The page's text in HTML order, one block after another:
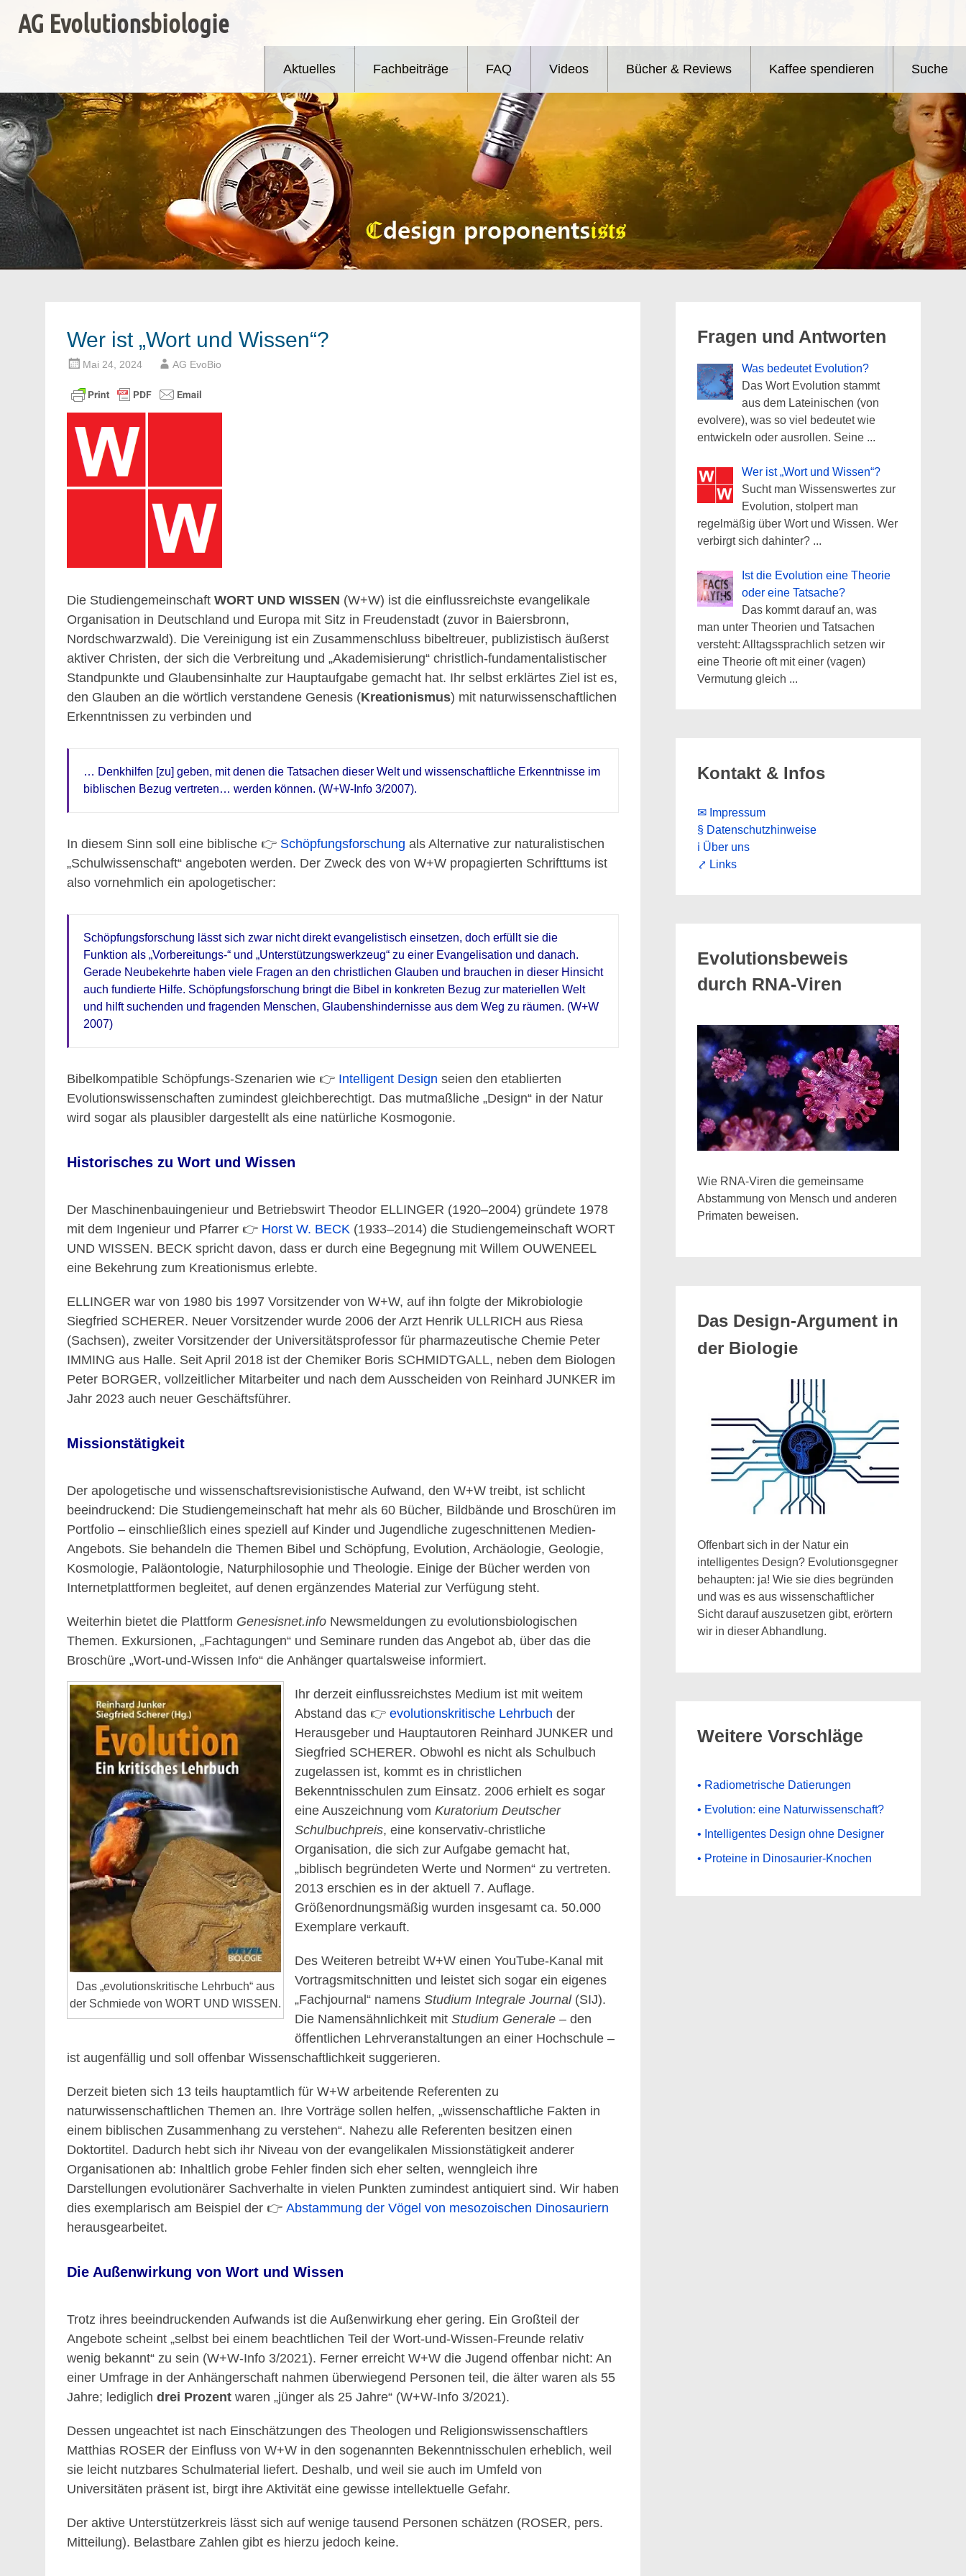
InhaltAG Evolutionsbiologie
Aktuelles Fachbeiträge FAQ Videos Bücher & Reviews Kaffee spendieren Suche
Wer ist „Wort und Wissen“?
Mai 24, 2024 AG EvoBio
Die Studiengemeinschaft WORT UND WISSEN (W+W) ist die einflussreichste evangelikale
Organisation in Deutschland und Europa mit Sitz in Freudenstadt (zuvor in Baiersbronn,
Nordschwarzwald). Die Vereinigung ist ein Zusammenschluss bibeltreuer, publizistisch äußerst
aktiver Christen, der sich die Verbreitung und „Akademisierung“ christlich-fundamentalistischer
Standpunkte und Glaubensinhalte zur Hauptaufgabe gemacht hat. Ihr selbst erklärtes Ziel ist es,
den Glauben an die wörtlich verstandene Genesis (Kreationismus) mit naturwissenschaftlichen
Erkenntnissen zu verbinden und
… Denkhilfen [zu] geben, mit denen die Tatsachen dieser Welt und wissenschaftliche Erkenntnisse im
biblischen Bezug vertreten… werden können. (W+W-Info 3/2007).
In diesem Sinn soll eine biblische 👉 Schöpfungsforschung als Alternative zur naturalistischen
„Schulwissenschaft“ angeboten werden. Der Zweck des von W+W propagierten Schrifttums ist
also vornehmlich ein apologetischer:
Schöpfungsforschung lässt sich zwar nicht direkt evangelistisch einsetzen, doch erfüllt sie die
Funktion als „Vorbereitungs-“ und „Unterstützungswerkzeug“ zu einer Evangelisation und danach.
Gerade Neubekehrte haben viele Fragen an den christlichen Glauben und brauchen in dieser Hinsicht
auch fundierte Hilfe. Schöpfungsforschung bringt die Bibel in konkreten Bezug zur materiellen Welt
und hilft suchenden und fragenden Menschen, Glaubenshindernisse aus dem Weg zu räumen. (W+W
2007)
Bibelkompatible Schöpfungs-Szenarien wie 👉 Intelligent Design seien den etablierten
Evolutionswissenschaften zumindest gleichberechtigt. Das mutmaßliche „Design“ in der Natur
wird sogar als plausibler dargestellt als eine natürliche Kosmogonie.
Historisches zu Wort und Wissen
Der Maschinenbauingenieur und Betriebswirt Theodor ELLINGER (1920–2004) gründete 1978
mit dem Ingenieur und Pfarrer 👉 Horst W. BECK (1933–2014) die Studiengemeinschaft WORT
UND WISSEN. BECK spricht davon, dass er durch eine Begegnung mit Willem OUWENEEL
eine Bekehrung zum Kreationismus erlebte.
ELLINGER war von 1980 bis 1997 Vorsitzender von W+W, auf ihn folgte der Mikrobiologie
Siegfried SCHERER. Neuer Vorsitzender wurde 2006 der Arzt Henrik ULLRICH aus Riesa
(Sachsen), zweiter Vorsitzender der Universitätsprofessor für pharmazeutische Chemie Peter
IMMING aus Halle. Seit April 2018 ist der Chemiker Boris SCHMIDTGALL, neben dem Biologen
Peter BORGER, vollzeitlicher Mitarbeiter und nach dem Ausscheiden von Reinhard JUNKER im
Jahr 2023 auch neuer Geschäftsführer.
Missionstätigkeit
Der apologetische und wissenschaftsrevisionistische Aufwand, den W+W treibt, ist schlicht
beeindruckend: Die Studiengemeinschaft hat mehr als 60 Bücher, Bildbände und Broschüren im
Portfolio – einschließlich eines speziell auf Kinder und Jugendliche zugeschnittenen Medien-
Angebots. Sie behandeln die Themen Bibel und Schöpfung, Evolution, Archäologie, Geologie,
Kosmologie, Paläontologie, Naturphilosophie und Theologie. Einige der Bücher werden von
Internetplattformen begleitet, auf denen ergänzendes Material zur Verfügung steht.
Weiterhin bietet die Plattform Genesisnet.info Newsmeldungen zu evolutionsbiologischen
Themen. Exkursionen, „Fachtagungen“ und Seminare runden das Angebot ab, über das die
Broschüre „Wort-und-Wissen Info“ die Anhänger quartalsweise informiert.
Das „evolutionskritische Lehrbuch“ aus
der Schmiede von WORT UND WISSEN.
Ihr derzeit einflussreichstes Medium ist mit weitem
Abstand das 👉 evolutionskritische Lehrbuch der
Herausgeber und Hauptautoren Reinhard JUNKER und
Siegfried SCHERER. Obwohl es nicht als Schulbuch
zugelassen ist, kommt es in christlichen
Bekenntnisschulen zum Einsatz. 2006 erhielt es sogar
eine Auszeichnung vom Kuratorium Deutscher
Schulbuchpreis, eine konservativ-christliche
Organisation, die sich zur Aufgabe gemacht hat,
„biblisch begründeten Werte und Normen“ zu vertreten.
2013 erschien es in der aktuell 7. Auflage.
Größenordnungsmäßig wurden insgesamt ca. 50.000
Exemplare verkauft.
Des Weiteren betreibt W+W einen YouTube-Kanal mit
Vortragsmitschnitten und leistet sich sogar ein eigenes
„Fachjournal“ namens Studium Integrale Journal(SIJ).
Die Namensähnlichkeit mit Studium Generale – den
öffentlichen Lehrveranstaltungen an einer Hochschule –
ist augenfällig und soll offenbar Wissenschaftlichkeit suggerieren.
Derzeit bieten sich 13 teils hauptamtlich für W+W arbeitende Referenten zu
naturwissenschaftlichen Themen an. Ihre Vorträge sollen helfen, „wissenschaftliche Fakten in
einem biblischen Zusammenhang zu verstehen“. Nahezu alle Referenten besitzen einen
Doktortitel. Dadurch hebt sich ihr Niveau von der evangelikalen Missionstätigkeit anderer
Organisationen ab: Inhaltlich grobe Fehler finden sich eher selten, wenngleich ihre
Darstellungen evolutionärer Sachverhalte in vielen Punkten zumindest antiquiert sind. Wir haben
dies exemplarisch am Beispiel der 👉 Abstammung der Vögel von mesozoischen Dinosauriern
herausgearbeitet.
Die Außenwirkung von Wort und Wissen
Trotz ihres beeindruckenden Aufwands ist die Außenwirkung eher gering. Ein Großteil der
Angebote scheint „selbst bei einem beachtlichen Teil der Wort-und-Wissen-Freunde relativ
wenig bekannt“ zu sein (W+W-Info 3/2021). Ferner erreicht W+W die Jugend offenbar nicht: An
einer Umfrage in der Anhängerschaft nahmen überwiegend Personen teil, die älter waren als 55
Jahre; lediglich drei Prozent waren „jünger als 25 Jahre“ (W+W-Info 3/2021).
Dessen ungeachtet ist nach Einschätzungen des Theologen und Religionswissenschaftlers
Matthias ROSER der Einfluss von W+W in den sogenannten Bekenntnisschulen erheblich, weil
sie leicht nutzbares Schulmaterial liefert. Deshalb, und weil sie auch im Umfeld von
Universitäten präsent ist, birgt ihre Aktivität eine gewisse intellektuelle Gefahr.
Der aktive Unterstützerkreis lässt sich auf wenige tausend Personen schätzen (ROSER, pers.
Mitteilung). Belastbare Zahlen gibt es hierzu jedoch keine.
Fragen und Antworten
Was bedeutet Evolution?
Das Wort Evolution stammt
aus dem Lateinischen (von
evolvere), was so viel bedeutet wie
entwickeln oder ausrollen. Seine...
Wer ist „Wort und Wissen“?
Sucht man Wissenswertes zur
Evolution, stolpert man
regelmäßig über Wort und Wissen. Wer
verbirgt sich dahinter?...
Ist die Evolution eine Theorie
oder eine Tatsache?
Das kommt darauf an, was
man unter Theorien und Tatsachen
versteht: Alltagssprachlich setzen wir
eine Theorie oft mit einer (vagen)
Vermutung gleich ...
Kontakt & Infos
✉ Impressum
§ Datenschutzhinweise
ℹ Über uns
⤤ Links
Evolutionsbeweis
durch RNA-Viren
Wie RNA-Viren die gemeinsame
Abstammung von Mensch und anderen
Primaten beweisen.
Das Design-Argument in
der Biologie
Offenbart sich in der Natur ein
intelligentes Design? Evolutionsgegner
behaupten: ja! Wie sie dies begründen
und was es aus wissenschaftlicher
Sicht darauf auszusetzen gibt, erörtern
wir in dieser Abhandlung.
Weitere Vorschläge
• Radiometrische Datierungen
• Evolution: eine Naturwissenschaft?
• Intelligentes Design ohne Designer
• Proteine in Dinosaurier-Knochen